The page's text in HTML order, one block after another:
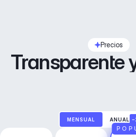
Precios
Transparente
MENSUAL ANUAL